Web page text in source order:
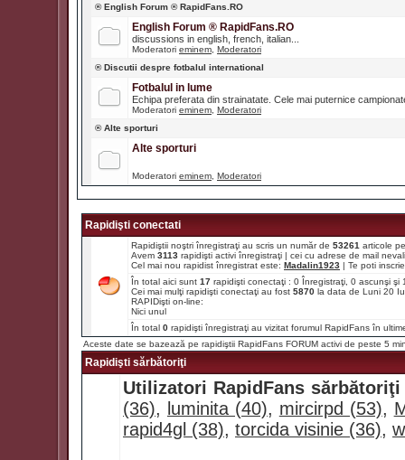
® English Forum ® RapidFans.RO
English Forum ® RapidFans.RO
discussions in english, french, italian...
Moderatori eminem Moderatori
® Discutii despre fotbalul international
Fotbalul in lume
Echipa preferata din strainatate. Cele mai puternice
Moderatori eminem Moderatori
® Alte sporturi
Alte sporturi
Moderatori eminem Moderatori
Rapidişti conectati
Rapidiştii noştri înregistraţi au scris un număr de 53261 articole
Avem 3113 rapidişti activi înregistraţi | cei cu adrese de mail
Cel mai nou rapidist înregistrat este: Madalin1923 | Te poti
În total aici sunt 17 rapidişti conectaţi : 0 Înregistraţi, 0 ascunşi
Cei mai mulţi rapidişti conectaţi au fost 5870 la data de Luni 20
RAPIDişti on-line:
Nici unul
În total 0 rapidişti înregistraţi au vizitat forumul RapidFans în
Aceste date se bazează pe rapidiştii RapidFans FORUM activi de peste 5
Rapidişti sărbătoriţi
Utilizatori RapidFans
(36), luminita (40), mircirpd (53),
rapid4gl (38), torcida visinie (36),